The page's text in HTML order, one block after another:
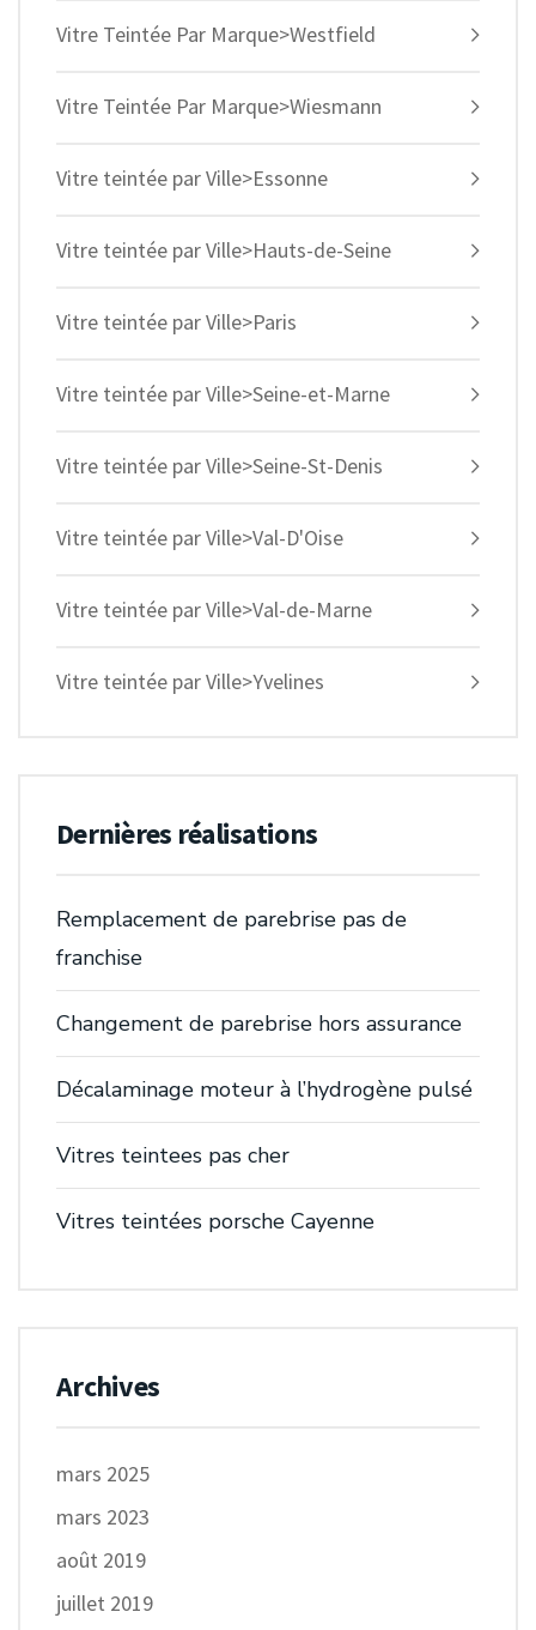
Vitre Teintée Par Marque>Westfield
Vitre Teintée Par Marque>Wiesmann
Vitre teintée par Ville>Essonne
Vitre teintée par Ville>Hauts-de-Seine
Vitre teintée par Ville>Paris
Vitre teintée par Ville>Seine-et-Marne
Vitre teintée par Ville>Seine-St-Denis
Vitre teintée par Ville>Val-D'Oise
Vitre teintée par Ville>Val-de-Marne
Vitre teintée par Ville>Yvelines
Dernières réalisations
Remplacement de parebrise pas de
franchise
Changement de parebrise hors assurance
Décalaminage moteur à l’hydrogène pulsé
Vitres teintees pas cher
Vitres teintées porsche Cayenne
Archives
mars 2025
mars 2023
août 2019
juillet 2019